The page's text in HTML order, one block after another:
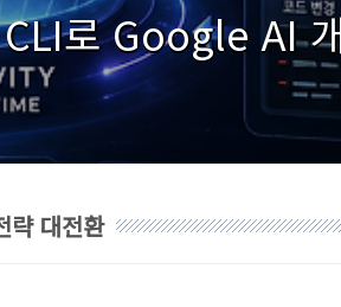
로 Google AI
대전환